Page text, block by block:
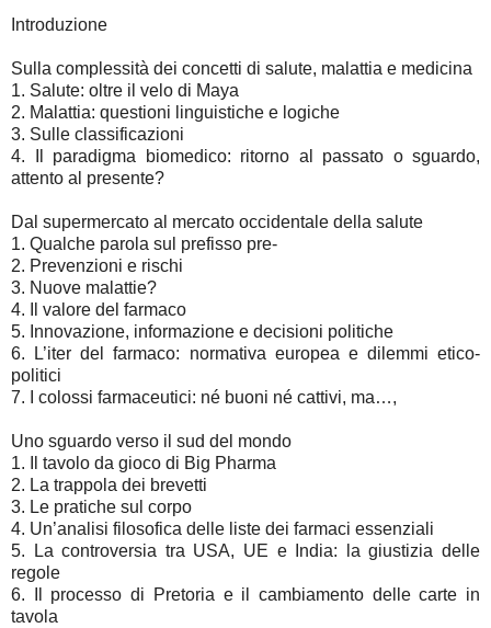
Introduzione
Sulla complessità dei concetti di salute, malattia e medicina
1. Salute: oltre il velo di Maya
2. Malattia: questioni linguistiche e logiche
3. Sulle classificazioni
4. Il paradigma biomedico: ritorno al passato o sguardo,
attento al presente?
Dal supermercato al mercato occidentale della salute
1. Qualche parola sul prefisso pre-
2. Prevenzioni e rischi
3. Nuove malattie?
4. Il valore del farmaco
5. Innovazione, informazione e decisioni politiche
6. L’iter del farmaco: normativa europea e dilemmi etico-
politici
7. I colossi farmaceutici: né buoni né cattivi, ma…,
Uno sguardo verso il sud del mondo
1. Il tavolo da gioco di Big Pharma
2. La trappola dei brevetti
3. Le pratiche sul corpo
4. Un’analisi filosofica delle liste dei farmaci essenziali
5. La controversia tra USA, UE e India: la giustizia delle
regole
6. Il processo di Pretoria e il cambiamento delle carte in
tavola